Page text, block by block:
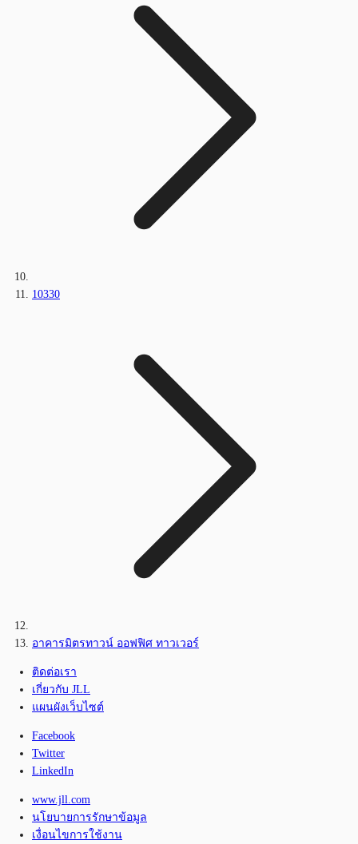
10330
อาคารมิตรทาวน์ ออฟฟิศ ทาวเวอร์
ติดต่อเรา
เกี่ยวกับ JLL
แผนผังเว็บไซต์
Facebook
Twitter
LinkedIn
www.jll.com
นโยบายการรักษาข้อมูล
เงื่อนไขการใช้งาน